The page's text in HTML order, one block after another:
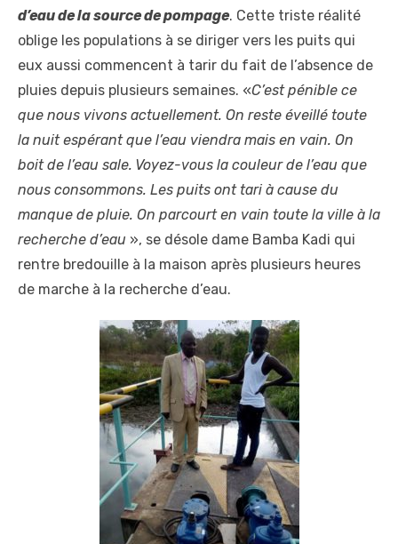
d’eau de la source de pompage. Cette triste réalité
oblige les populations à se diriger vers les puits qui
eux aussi commencent à tarir du fait de l’absence de
pluies depuis plusieurs semaines. «C’est pénible ce
que nous vivons actuellement. On reste éveillé toute
la nuit espérant que l’eau viendra mais en vain. On
boit de l’eau sale. Voyez-vous la couleur de l’eau que
nous consommons. Les puits ont tari à cause du
manque de pluie. On parcourt en vain toute la ville à la
recherche d’eau », se désole dame Bamba Kadi qui
rentre bredouille à la maison après plusieurs heures
de marche à la recherche d’eau.